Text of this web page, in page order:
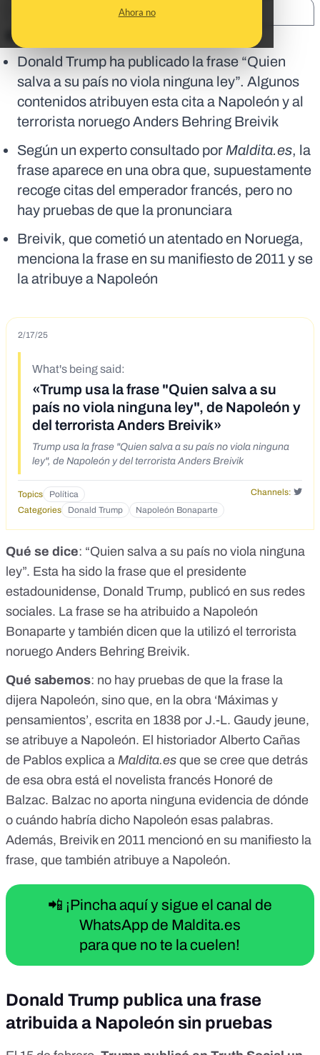
Ahora no
En corto:
Donald Trump ha publicado la frase “Quien
salva a su país no viola ninguna ley”. Algunos
contenidos atribuyen esta cita a Napoleón y al
terrorista noruego Anders Behring Breivik
Según un experto consultado por Maldita.es, la
frase aparece en una obra que, supuestamente
recoge citas del emperador francés, pero no
hay pruebas de que la pronunciara
Breivik, que cometió un atentado en Noruega,
menciona la frase en su manifiesto de 2011 y se
la atribuye a Napoleón
2/17/25
What's being said:
«Trump usa la frase "Quien salva a su
país no viola ninguna ley", de Napoleón y
del terrorista Anders Breivik»
Trump usa la frase "Quien salva a su país no viola ninguna
ley", de Napoleón y del terrorista Anders Breivik
Topics Política
Channels:
Categories
Donald Trump Napoleón Bonaparte
Qué se dice: “Quien salva a su país no viola ninguna
ley”. Esta ha sido la frase que el presidente
estadounidense, Donald Trump, publicó en sus redes
sociales. La frase se ha atribuido a Napoleón
Bonaparte y también dicen que la utilizó el terrorista
noruego Anders Behring Breivik.
Qué sabemos: no hay pruebas de que la frase la
dijera Napoleón, sino que, en la obra ‘Máximas y
pensamientos’, escrita en 1838 por J.-L. Gaudy jeune,
se atribuye a Napoleón. El historiador Alberto Cañas
de Pablos explica a Maldita.es que se cree que detrás
de esa obra está el novelista francés Honoré de
Balzac. Balzac no aporta ninguna evidencia de dónde
o cuándo habría dicho Napoleón esas palabras.
Además, Breivik en 2011 mencionó en su manifiesto la
frase, que también atribuye a Napoleón.
📲 ¡Pincha aquí y sigue el canal de
WhatsApp de Maldita.es
para que no te la cuelen!
Donald Trump publica una frase
atribuida a Napoleón sin pruebas